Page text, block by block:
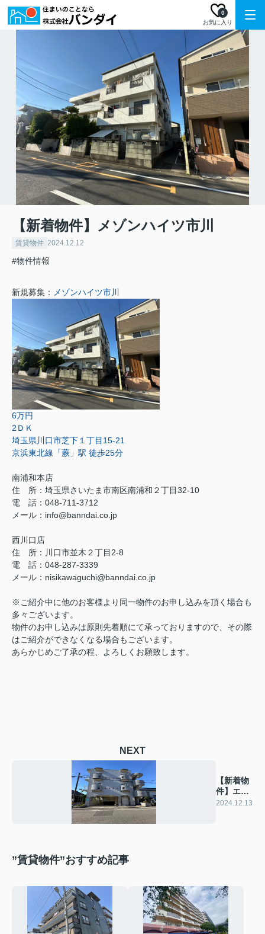
お気に入り
0
【新着物件】メゾンハイツ市川
賃貸物件 2024.12.12
#物件情報
新規募集： メゾンハイツ市川
6万円
2ＤＫ
埼玉県川口市芝下１丁目15-21
京浜東北線「蕨」駅 徒歩25分
南浦和本店
住 所： 埼玉県さいたま市南区南浦和２丁目32-10
電 話：048-711-3712
メール： info@banndai.co.jp
西川口店
住 所： 川口市並木２丁目2-8
電 話：048-287-3339
メール ： nisikawaguchi@banndai.co.jp
※ご紹介中に他のお客様より同一物件のお申し込みを頂く場合も
多々ございます。
物件のお申し込みは原則先着順にて承っておりますので、その際
はご紹介ができなくなる場合もございます。
あらかじめご了承の程、よろしくお願致します。
NEXT
【新着物
件】エト
ワールテ
2024.12.13
”賃貸物件”おすすめ記事